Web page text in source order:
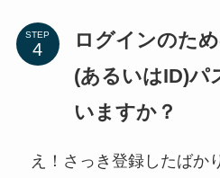
STEP
ログインのた
(あるいはID)パ
いますか？
え！さっき登録したばか